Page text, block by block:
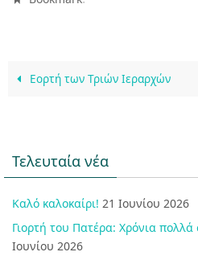
Εορτή των Τριών Ιεραρχών
Τελευταία νέα
Καλό καλοκαίρι! 21 Ιουνίου 2026
Γιορτή του Πατέρα: Χρόνια
Ιουνίου 2026